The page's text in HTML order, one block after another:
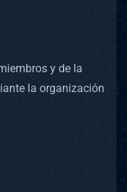
y de la
la organización